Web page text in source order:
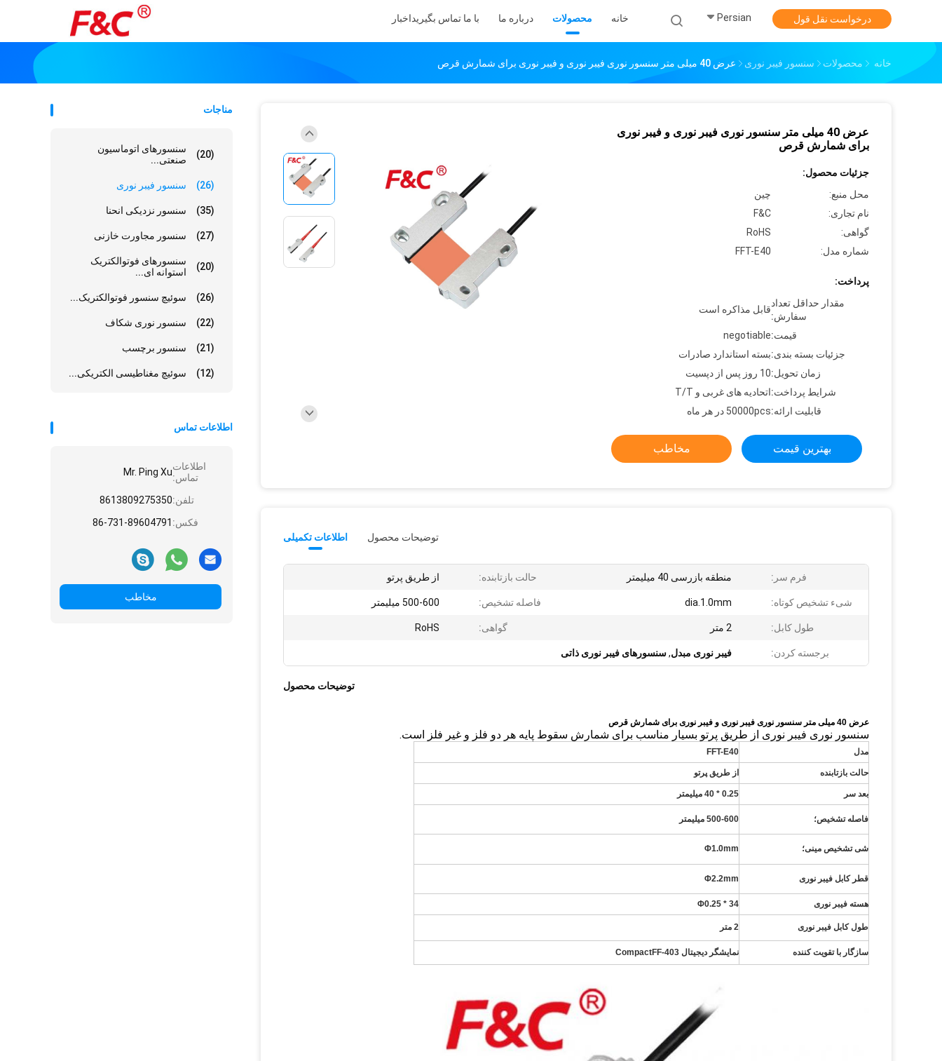
خانه محصولات درباره ما با ما تماس بگیریداخبار Persian درخواست نقل قول
خانه محصولات سنسور فیبر نوری عرض 40 میلی متر سنسور نوری فیبر نوری و فیبر نوری برای شمارش قرص
مناجات
سنسورهای اتوماسیون
صنعتی...
(20)
سنسور فیبر نوری (26)
سنسور نزدیکی انحنا (35)
سنسور مجاورت خازنی (27)
سنسورهای فوتوالکتریک
استوانه ای...
(20)
سوئیچ سنسور فوتوالکتریک... (26)
سنسور نوری شکاف (22)
سنسور برچسب (21)
سوئیچ مغناطیسی الکتریکی... (12)
اطلاعات تماس
اطلاعات
تماس:Mr. Ping Xu
تلفن:8613809275350
فکس: 86-731-89604791
مخاطب
عرض 40 میلی متر سنسور نوری فیبر نوری و فیبر نوری
برای شمارش قرص
جزئیات محصول:
محل منبع:
چين
نام تجاری:
F&C
گواهی:
RoHS
شماره مدل:
FFT-E40
پرداخت:
مقدار حداقل تعداد
سفارش:
قابل مذاکره است
قیمت:negotiable
جزئیات بسته بندی:بسته استاندارد صادرات
زمان تحویل:10 روز پس از دپسيت
شرایط پرداخت:اتحادیه های غربی و T/T
قابلیت ارائه:50000pcs در هر ماه
بهترین قیمت مخاطب
اطلاعات تکمیلی توضیحات محصول
فرم سر: منطقه بازرسی 40 میلیمتر حالت بازتابنده: از طریق پرتو
شیء تشخیص کوتاه: dia.1.0mm فاصله تشخیص: 500-600 میلیمتر
طول کابل: 2 متر گواهی: RoHS
برجسته کردن: فیبر نوری مبدل,سنسورهای فیبر نوری ذاتی
توضیحات محصول
عرض 40 میلی متر سنسور نوری فیبر نوری و فیبر نوری برای شمارش قرص
سنسور نوری فیبر نوری از طریق پرتو بسیار مناسب برای شمارش سقوط پایه هر دو فلز و غیر فلز است.
مدل FFT-E40
حالت بازتابنده از طریق پرتو
بعد سر 0.25 * 40 میلیمتر
فاصله تشخیص؛ 500-600 میلیمتر
شی تشخیص مینی؛ Φ1.0mm
قطر کابل فیبر نوری Φ2.2mm
هسته فیبر نوری Φ0.25 * 34
طول کابل فیبر نوری 2 متر
سازگار با تقویت کننده نمایشگر دیجیتال CompactFF-403